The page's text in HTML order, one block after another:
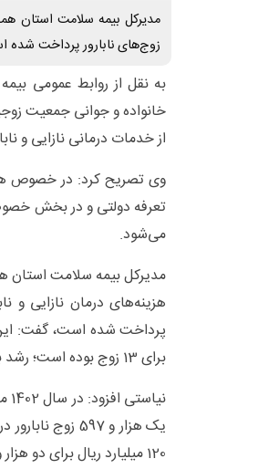
زوج‌های نابارور پرداخت شده
به نقل از روابط عمومی
از خدمات درمانی نازایی و
می‌شود.
برای 13 زوج بوده است؛ رشد بسیار چشمگیر و قابل توجهی داشته است.
120 میلیارد ریال برای دو هزار و 155 نفر در استان پرداخت شده است.